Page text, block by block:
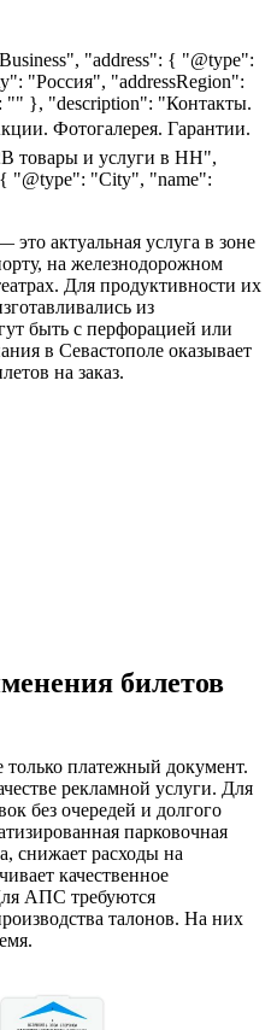
"address": { "@type":
"Россия", "addressRegion":
"" }, "description": "Контакты.
Фотогалерея. Гарантии.
товары и услуги в НН",
"@type": "City", "name":
актуальная услуга в зоне
на железнодорожном
Для продуктивности их
из
быть с перфорацией или
в Севастополе оказывает
на заказ.
билетов
платежный документ.
рекламной услуги. Для
без очередей и долгого
парковочная
снижает расходы на
качественное
АПС требуются
талонов. На них